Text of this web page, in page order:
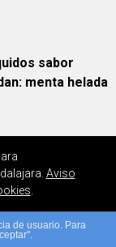
sabor
menta helada
Aviso
de usuario. Para